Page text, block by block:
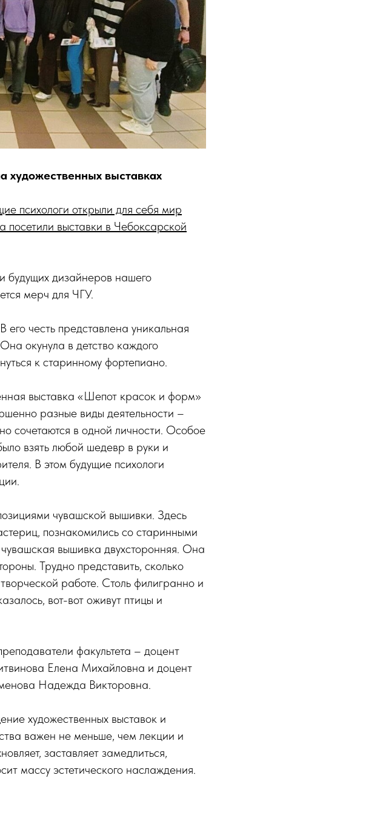
художественных выставках
психологи открыли для себя мир
посетили выставки в Чебоксарской
будущих дизайнеров нашего
мерч для ЧГУ.
его честь представлена уникальная
окунула в детство каждого
к старинному фортепиано.
выставка «Шепот красок и форм»
разные виды деятельности –
сочетаются в одной личности. Особое
взять любой шедевр в руки и
В этом будущие психологи
чувашской вышивки. Здесь
познакомились со старинными
вышивка двухсторонняя. Она
Трудно представить, сколько
работе. Столь филигранно и
вот-вот оживут птицы и
факультета – доцент
Елена Михайловна и доцент
Надежда Викторовна.
художественных выставок и
важен не меньше, чем лекции и
заставляет замедлиться,
массу эстетического наслаждения.